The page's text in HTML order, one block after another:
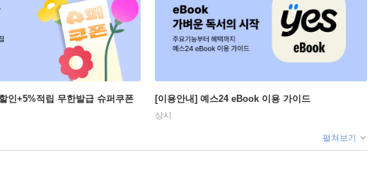
인+5%적립 무한발급 슈퍼쿠폰 [이용안내] 예스24 eBook 이용 가이드
상시
펼쳐보기